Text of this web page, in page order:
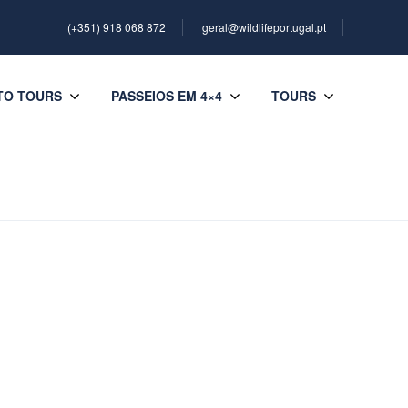
(+351) 918 068 872 geral@wildlifeportugal.pt
TOURS PASSEIOS EM 4×4 TOURS